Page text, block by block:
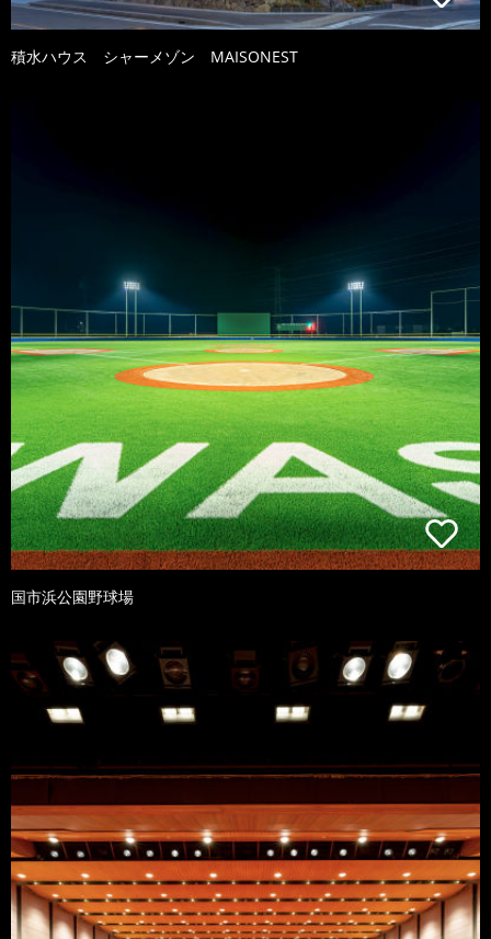
積水ハウス シャーメゾン MAISONEST
国市浜公園野球場